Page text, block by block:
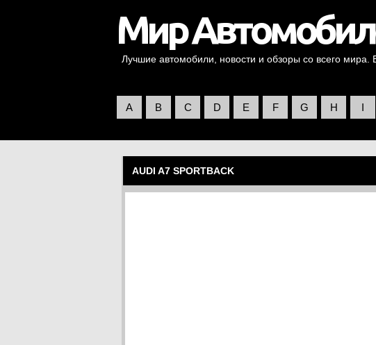
Лучшие автомобили, новости и обзоры со всего мира.
A B C D E F G H I
AUDI A7 SPORTBACK